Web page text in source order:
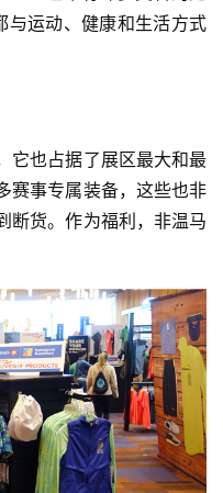
与运动、健康和生活方式
它也占据了展区最大和最
赛事专属装备，这些也非
断货。作为福利，非温马